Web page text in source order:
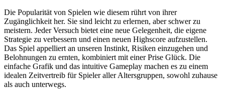
Die Popularität von Spielen wie diesem rührt von ihrer
Zugänglichkeit her. Sie sind leicht zu erlernen, aber schwer zu
meistern. Jeder Versuch bietet eine neue Gelegenheit, die eigene
Strategie zu verbessern und einen neuen Highscore aufzustellen.
Das Spiel appelliert an unseren Instinkt, Risiken einzugehen und
Belohnungen zu ernten, kombiniert mit einer Prise Glück. Die
einfache Grafik und das intuitive Gameplay machen es zu einem
idealen Zeitvertreib für Spieler aller Altersgruppen, sowohl zuhause
als auch unterwegs.